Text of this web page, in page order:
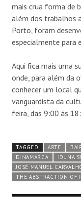
mais crua forma de
além dos trabalhos
Porto, foram
especialmente para
Aqui fica mais uma
onde, para além da
conhecer um local
vanguardista da
feira, das 9:00 às
TAGGED ARTE
DINAMARCA
IDUNA
JOSÉ MANUEL
THE ABSTRACTION OF